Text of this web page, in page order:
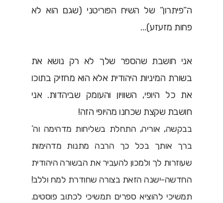
ה”פיתרון” של השיח הפוריטני (שגם הוא לא
פחות מזעזע)…
אני חושבת שהספר שלך לא רק נושא את
בשורת המיניות היהודית אלא הוא מחזיק בתוכו
את כל היופי, השוויון והעומק שביהדות. אני
חושבת שקצת שכחנו מהיופי הזה!
בבקשה, אוריה, התחלת בשליחות מדהימה וה’
ברך אותך בכל כך הרבה מתנות מדהימות
שעוזרות לך ולמכון להעביר את הבשורה היהודית
החדשה-ישנה הזאת בצורה שחודרת למח וללב!
תמשיכי להוציא ספרים תמשיכי לכתוב פוסטים.